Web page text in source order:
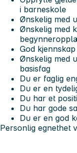
i barneskole
Ønskelig med
Ønskelig med
God
Ønskelig med
basisfag
Du er faglig
Du er en
Du har et
Du har gode
Du er en god
Personlig egnethet